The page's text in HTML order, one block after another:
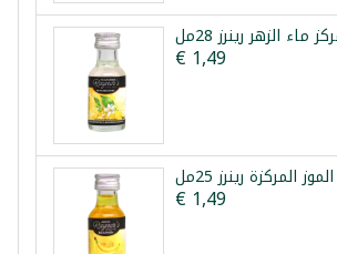
ماء الزهر رينرز 28مل
€ 1,49
المركزة رينرز 25مل
€ 1,49